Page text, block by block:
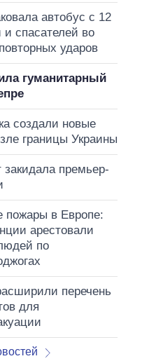
автобус с 12
и спасателей во
ударов
гуманитарный
создали новые
границы Украины
закидала премьер-
пожары в Европе:
арестовали
по
перечень
для